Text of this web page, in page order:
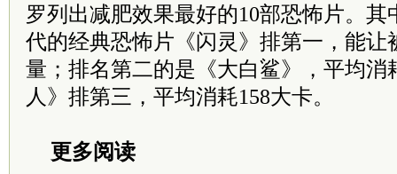
罗列出减肥效果最好的10部恐怖片。其
代的经典恐怖片《闪灵》排第一，能让
量；排名第二的是《大白鲨》，平均消
人》排第三，平均消耗158大卡。
更多阅读